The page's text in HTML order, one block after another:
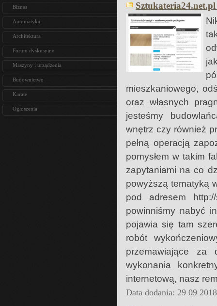
Biznes
Automatyka
Architektura
Forum dyskusyjne
Maszyny i urządzenia
Budownictwo
Karate
Ogłoszenia
mieszkaniowego,
oraz własnych
jesteśmy
wnętrz czy również
pełną operacją
pomysłem w takim
zapytaniami na co
powyższą tematyką
pod adresem
powinniśmy nabyć
pojawia się tam
robót
przemawiające za
wykonania
internetową, nasz
Data dodania: 29 09